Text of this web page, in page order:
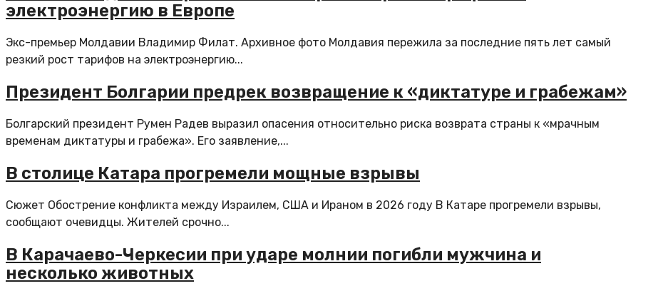
электроэнергию в Европе
Экс-премьер Молдавии Владимир Филат. Архивное фото Молдавия пережила за последние пять лет самый
резкий рост тарифов на электроэнергию...
Президент Болгарии предрек возвращение к «диктатуре и грабежам»
Болгарский президент Румен Радев выразил опасения относительно риска возврата страны к «мрачным
временам диктатуры и грабежа». Его заявление,...
В столице Катара прогремели мощные взрывы
Сюжет Обострение конфликта между Израилем, США и Ираном в 2026 году В Катаре прогремели взрывы,
сообщают очевидцы. Жителей срочно...
В Карачаево-Черкесии при ударе молнии погибли мужчина и
несколько животных